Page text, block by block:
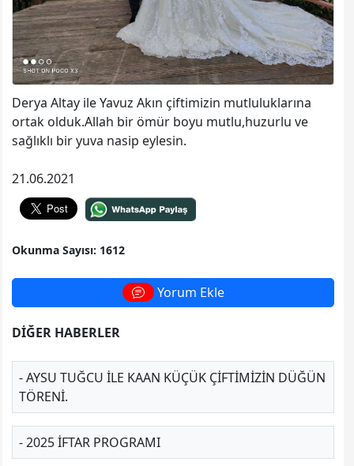
Derya Altay ile Yavuz Akın çiftimizin mutluluklarına
ortak olduk.Allah bir ömür boyu mutlu,huzurlu ve
sağlıklı bir yuva nasip eylesin.
21.06.2021
Okunma Sayısı: 1612
Yorum Ekle
DİĞER HABERLER
- AYSU TUĞCU ILE KAAN KÜÇÜK ÇIFTIMIZIN DÜĞÜN
TÖRENI.
- 2025 İFTAR PROGRAMI